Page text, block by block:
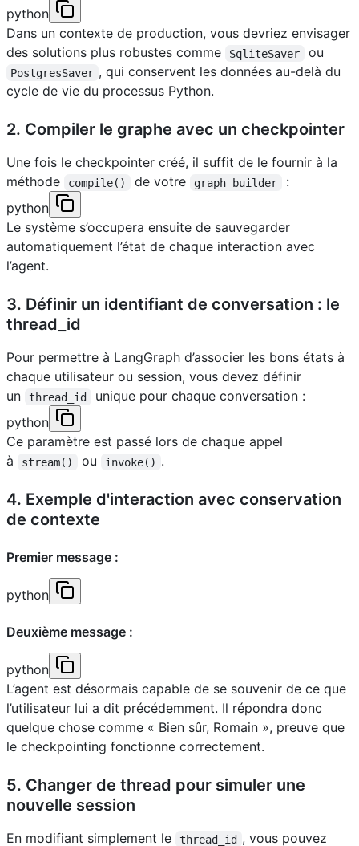
python
Dans un contexte de production, vous devriez envisager
des solutions plus robustes comme
SqliteSaver ou
PostgresSaver , qui conservent les données au-delà du
cycle de vie du processus Python.
2. Compiler le graphe avec un checkpointer
Une fois le checkpointer créé, il suffit de le fournir à la
méthode
compile() de votre graph_builder
:
python
Le système s’occupera ensuite de sauvegarder
automatiquement l’état de chaque interaction avec
l’agent.
3. Définir un identifiant de conversation : le
thread_id
Pour permettre à LangGraph d’associer les bons états à
chaque utilisateur ou session, vous devez définir
un
thread_id
unique pour chaque conversation :
python
Ce paramètre est passé lors de chaque appel
à
stream() ou invoke() .
4. Exemple d'interaction avec conservation
de contexte
Premier message :
python
Deuxième message :
python
L’agent est désormais capable de se souvenir de ce que
l’utilisateur lui a dit précédemment. Il répondra donc
quelque chose comme « Bien sûr, Romain », preuve que
le checkpointing fonctionne correctement.
5. Changer de thread pour simuler une
nouvelle session
En modifiant simplement le thread_id , vous pouvez